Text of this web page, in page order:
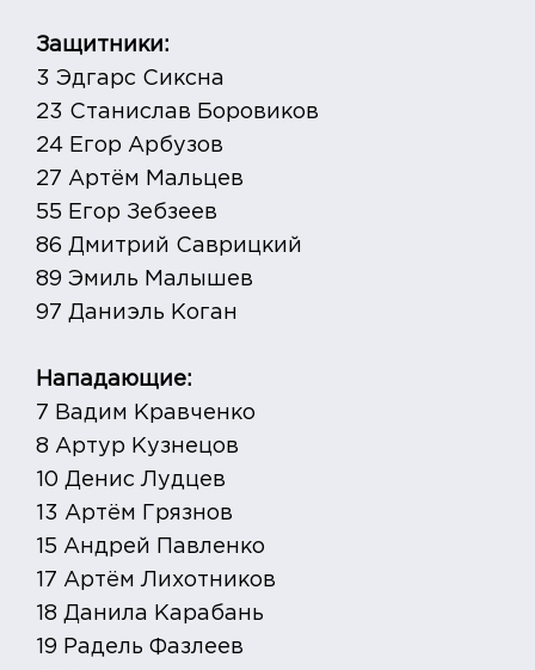
Защитники:
3 Эдгарс Сиксна
23 Станислав Боровиков
24 Егор Арбузов
27 Артём Мальцев
55 Егор Зебзеев
86 Дмитрий Саврицкий
89 Эмиль Малышев
97 Даниэль Коган
Нападающие:
7 Вадим Кравченко
8 Артур Кузнецов
10 Денис Лудцев
13 Артём Грязнов
15 Андрей Павленко
17 Артём Лихотников
18 Данила Карабань
19 Радель Фазлеев